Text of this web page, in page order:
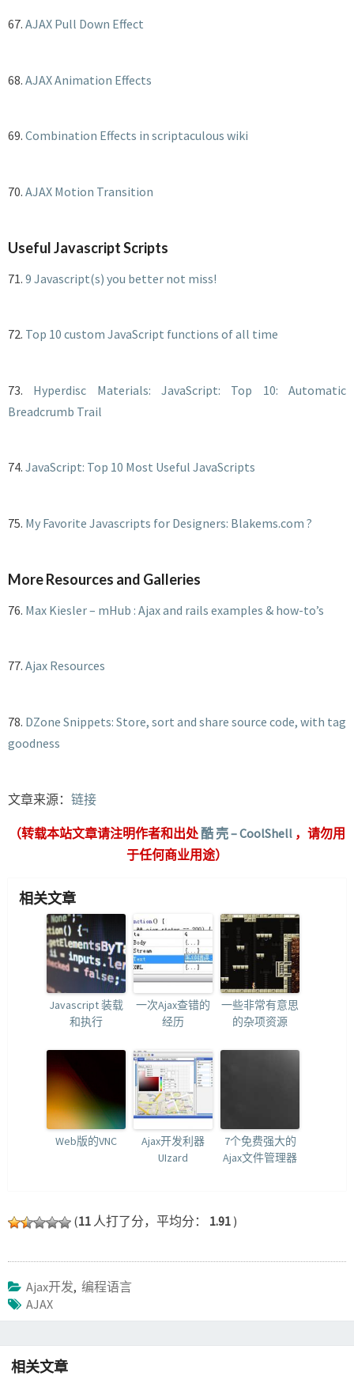
67. AJAX Pull Down Effect
68. AJAX Animation Effects
69. Combination Effects in scriptaculous wiki
70. AJAX Motion Transition
Useful Javascript Scripts
71. 9 Javascript(s) you better not miss!
72. Top 10 custom JavaScript functions of all time
73. Hyperdisc Materials: JavaScript: Top 10: Automatic
Breadcrumb Trail
74. JavaScript: Top 10 Most Useful JavaScripts
75. My Favorite Javascripts for Designers: Blakems.com ?
More Resources and Galleries
76. Max Kiesler – mHub : Ajax and rails examples & how-to’s
77. Ajax Resources
78. DZone Snippets: Store, sort and share source code, with tag
goodness
文章来源： 链接
（转载本站文章请注明作者和出处酷 壳 – CoolShell ，请勿用
于任何商业用途）
相关文章
Javascript 装载
和执行
一次Ajax查错的
经历
一些非常有意思
的杂项资源
Web版的VNC
Ajax开发利器
UIzard
7个免费强大的
Ajax文件管理器
(11 人打了分，平均分： 1.91 )
Ajax开发, 编程语言
AJAX
相关文章